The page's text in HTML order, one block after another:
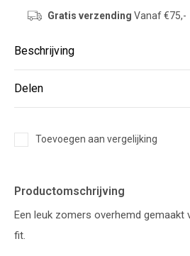
Gratis verzending Vanaf €75,-
Beschrijving
Delen
Toevoegen aan vergelijking
Productomschrijving
Een leuk zomers overhemd gemaakt
fit.